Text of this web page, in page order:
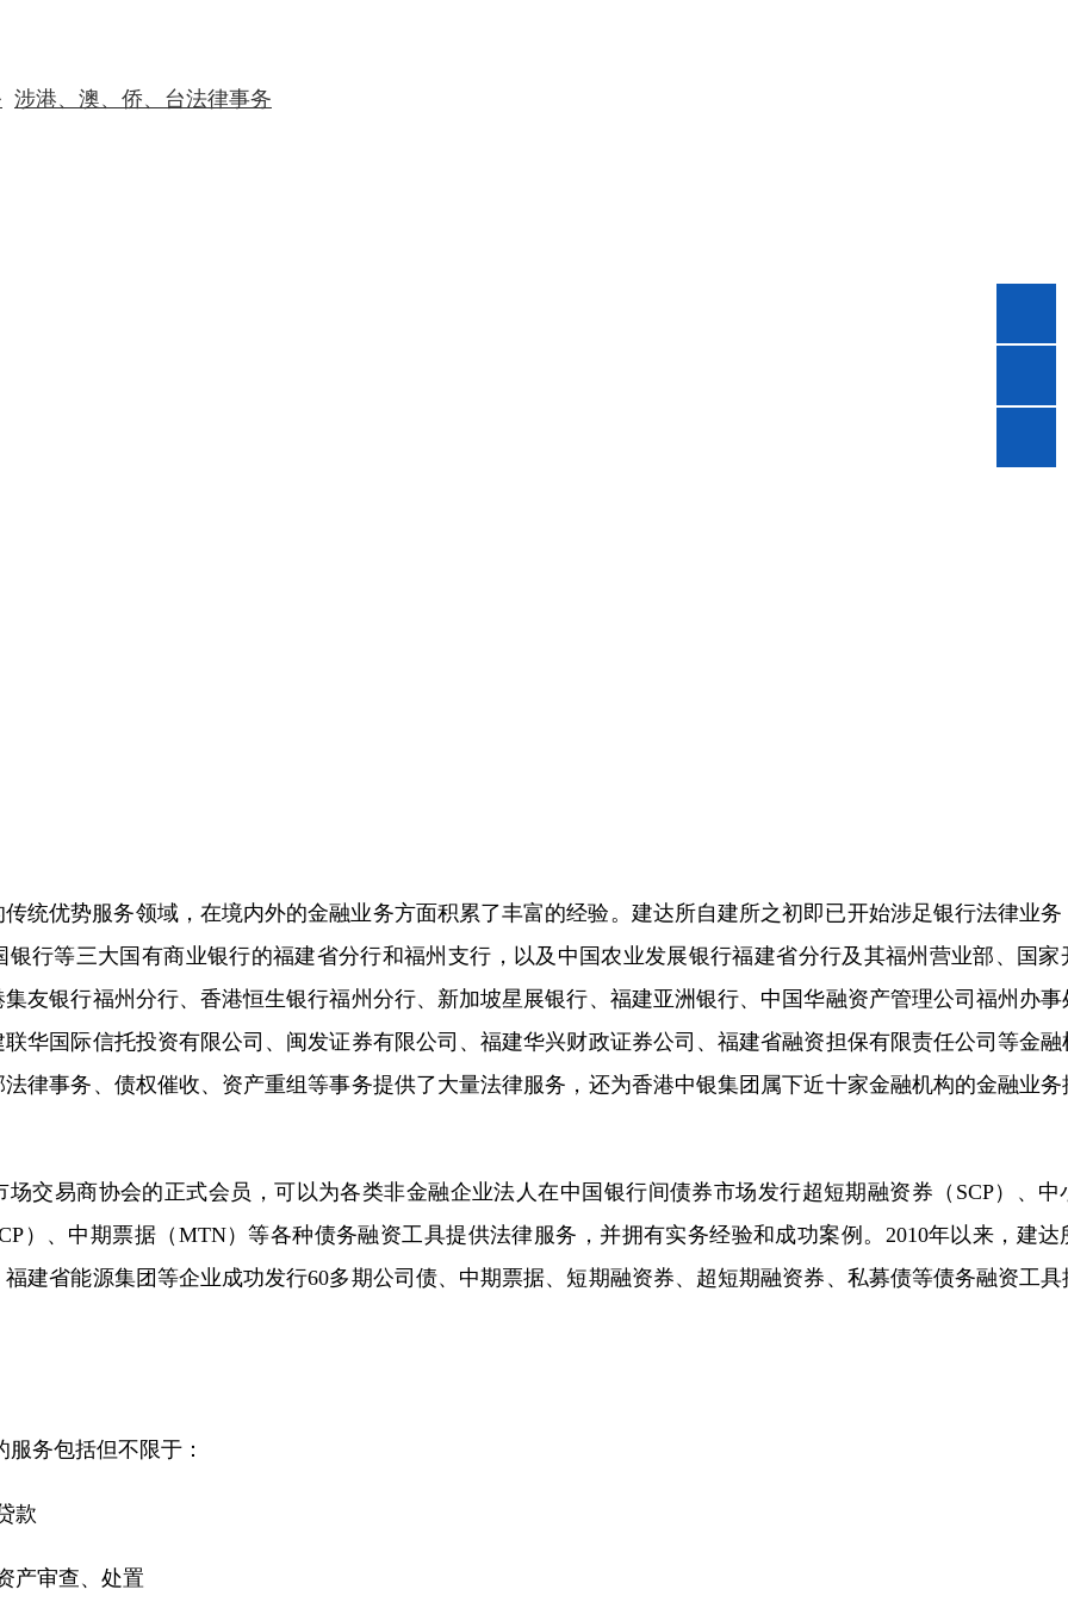
涉港、澳、侨、台法律事务
统优势服务领域，在境内外的金融业务方面积累了丰富的经验。建达所自建所之初即已开始涉足银行法律业
行等三大国有商业银行的福建省分行和福州支行，以及中国农业发展银行福建省分行及其福州营业部、国家
友银行福州分行、香港恒生银行福州分行、新加坡星展银行、福建亚洲银行、中国华融资产管理公司福州办
华国际信托投资有限公司、闽发证券有限公司、福建华兴财政证券公司、福建省融资担保有限责任公司等金
律事务、债权催收、资产重组等事务提供了大量法律服务，还为香港中银集团属下近十家金融机构的金融业
交易商协会的正式会员，可以为各类非金融企业法人在中国银行间债券市场发行超短期融资券（SCP）、中
）、中期票据（MTN）等各种债务融资工具提供法律服务，并拥有实务经验和成功案例。2010年以来，建
建省能源集团等企业成功发行60多期公司债、中期票据、短期融资券、超短期融资券、私募债等债务融资工
务包括但不限于：
款
产审查、处置